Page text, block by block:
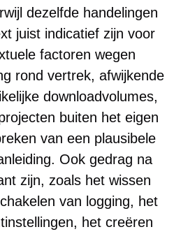
dezelfde handelingen
juist indicatief zijn voor
factoren wegen
rond vertrek, afwijkende
downloadvolumes,
buiten het eigen
van een plausibele
Ook gedrag na
zijn, zoals het wissen
van logging, het
het creëren